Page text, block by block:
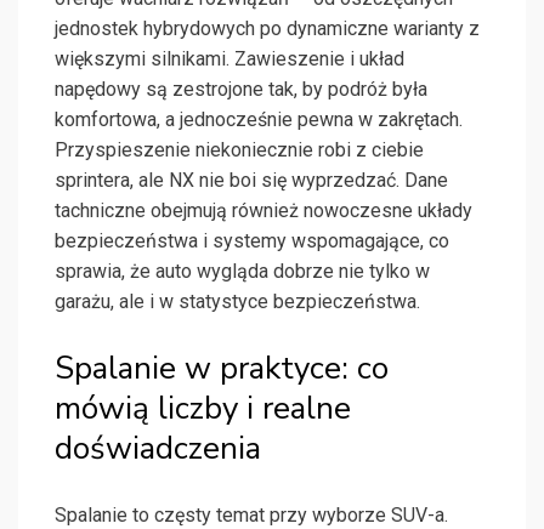
jednostek hybrydowych po dynamiczne warianty z
większymi silnikami. Zawieszenie i układ
napędowy są zestrojone tak, by podróż była
komfortowa, a jednocześnie pewna w zakrętach.
Przyspieszenie niekoniecznie robi z ciebie
sprintera, ale NX nie boi się wyprzedzać. Dane
tachniczne obejmują również nowoczesne układy
bezpieczeństwa i systemy wspomagające, co
sprawia, że auto wygląda dobrze nie tylko w
garażu, ale i w statystyce bezpieczeństwa.
Spalanie w praktyce: co
mówią liczby i realne
doświadczenia
Spalanie to częsty temat przy wyborze SUV-a.